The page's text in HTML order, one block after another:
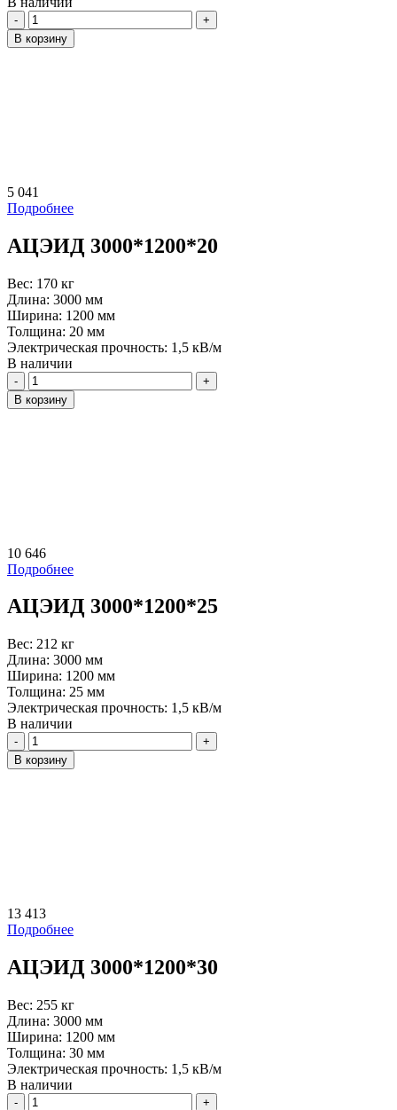
Количество
В корзину
5 041
Подробнее
АЦЭИД 3000*1200*20
Вес: 170 кг
Длина: 3000 мм
Ширина: 1200 мм
Толщина: 20 мм
Электрическая прочность: 1,5 кВ/м
В наличии
Количество
В корзину
10 646
Подробнее
АЦЭИД 3000*1200*25
Вес: 212 кг
Длина: 3000 мм
Ширина: 1200 мм
Толщина: 25 мм
Электрическая прочность: 1,5 кВ/м
В наличии
Количество
В корзину
13 413
Подробнее
АЦЭИД 3000*1200*30
Вес: 255 кг
Длина: 3000 мм
Ширина: 1200 мм
Толщина: 30 мм
Электрическая прочность: 1,5 кВ/м
В наличии
Количество